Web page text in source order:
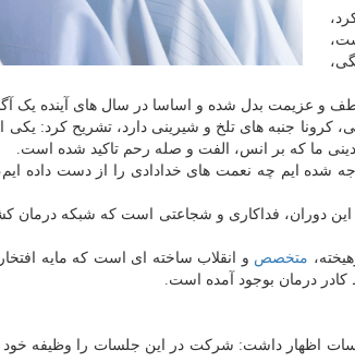
و عزیمت بدل شده و اساسا در سال های آینده یک
کرونا جنبه های تلخ و شیرینی دارد، تشریح کرد: یکی
ما که بر انس، الفت و صله رحم تاکید شده است.
شده ایم چه نعمت های خدادادی را از دست داده
این دوران، فداکاری و شجاعتی است که شبکه درمان
متخصص و انقلاب ساخته ای است که مایه
کادر درمان بوجود آمده است.
اظهار داشت: شرکت در این جلسات را وظیفه خود